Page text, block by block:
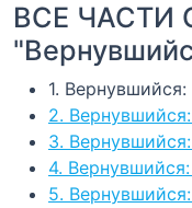
ВСЕ ЧАСТИ
1.
2.
3.
4.
5.